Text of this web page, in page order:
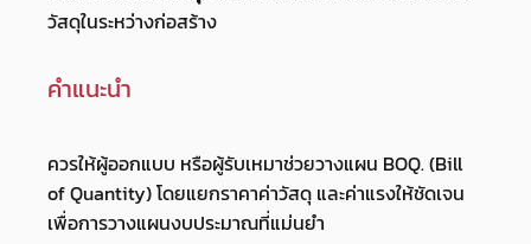
วัสดุในระหว่างก่อสร้าง
คำแนะนำ
ควรให้ผู้ออกแบบ หรือผู้รับเหมาช่วยวางแผน BOQ. (Bill
of Quantity) โดยแยกราคาค่าวัสดุ และค่าแรงให้ชัดเจน
เพื่อการวางแผนงบประมาณที่แม่นยำ